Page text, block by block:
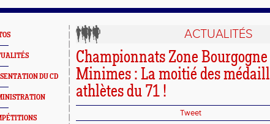
DU CD
ACTUALITÉS
Championnats Zone
Minimes : La moitié des
athlètes du 71 !
Tweet